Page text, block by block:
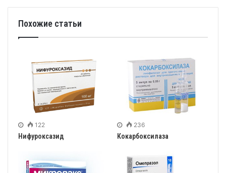
Похожие статьи
122
Нифуроксазид
236
Кокарбоксилаза